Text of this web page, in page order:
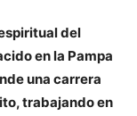
del
en la Pampa
una carrera
trabajando en